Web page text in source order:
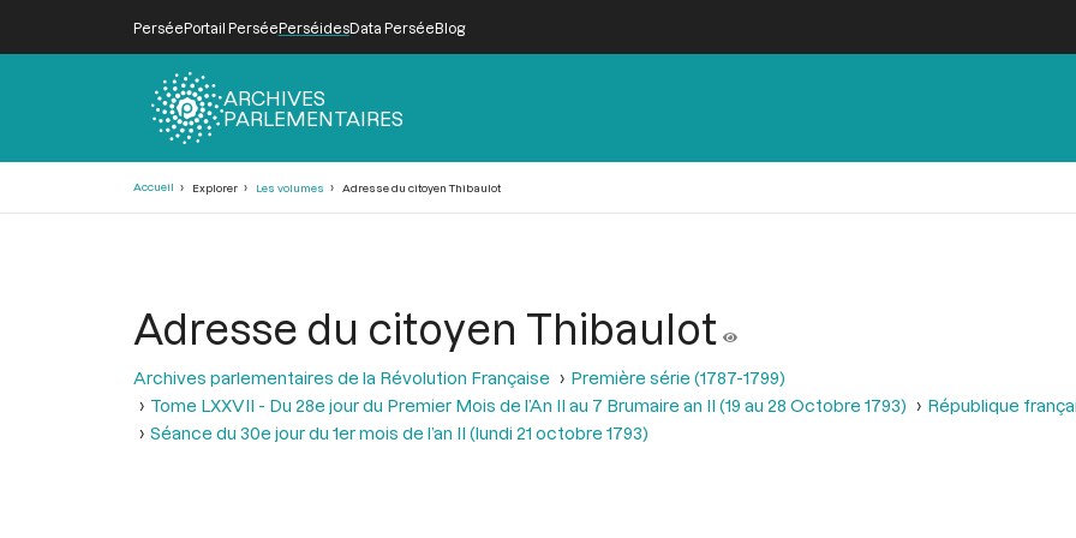
PerséePortail PerséePerséidesData PerséeBlog
ARCHIVES
PARLEMENTAIRES
Accueil Explorer Les volumes Adresse du citoyen Thibaulot
Adresse du citoyen Thibaulot
Archives parlementaires de la Révolution Française
Première série (1787-1799)
Tome LXXVII - Du 28e jour du Premier Mois de l’An II au 7 Brumaire an II (19 au 28 Octobre 1793)
République
Séance du 30e jour du 1er mois de l’an II (lundi 21 octobre 1793)